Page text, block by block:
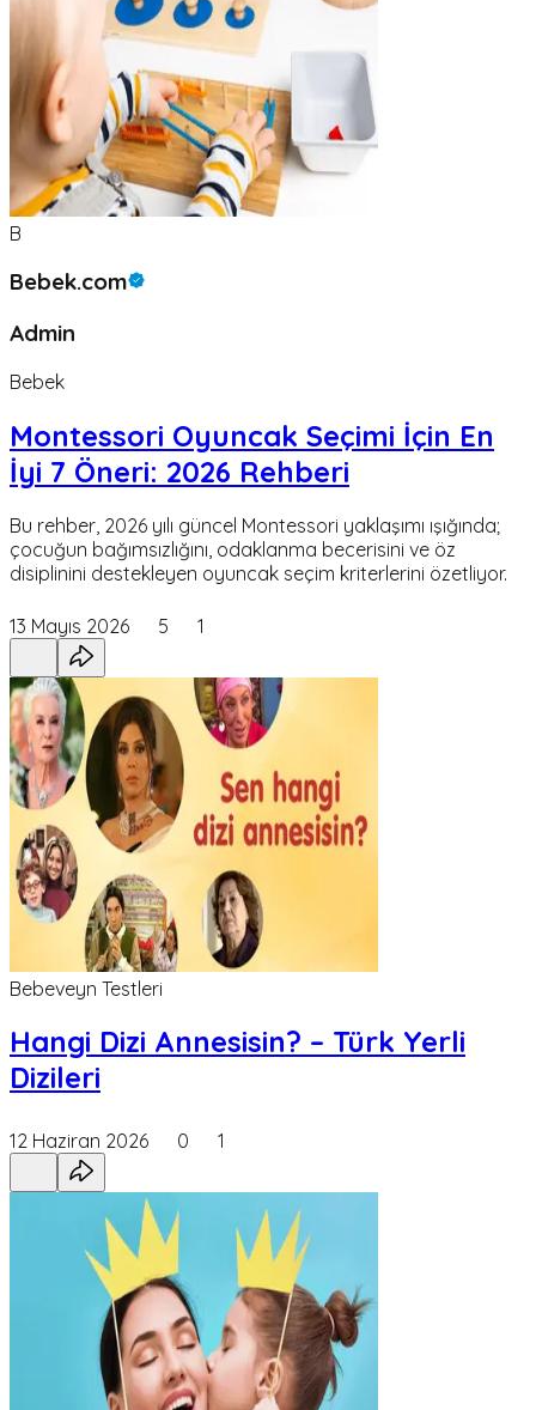
B
Bebek.com
Admin
Bebek
Montessori Oyuncak Seçimi İçin En
İyi 7 Öneri: 2026 Rehberi
Bu rehber, 2026 yılı güncel Montessori yaklaşımı ışığında;
çocuğun bağımsızlığını, odaklanma becerisini ve öz
disiplinini destekleyen oyuncak seçim kriterlerini özetliyor.
13 Mayıs 2026 5 1
Bebeveyn Testleri
Hangi Dizi Annesisin? – Türk Yerli
Dizileri
12 Haziran 2026 0 1